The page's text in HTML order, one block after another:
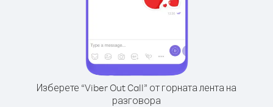
Изберете “Viber Out Call” от горната лента на
разговора